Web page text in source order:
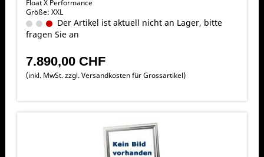
Float X Performance
Größe: XXL
Der Artikel ist aktuell nicht an Lager, bitte
fragen Sie an
7.890,00 CHF
(inkl. MwSt. zzgl.Versandkosten für Grossartikel)